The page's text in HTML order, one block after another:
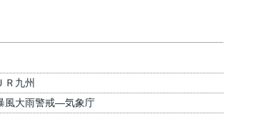
Ｒ九州
風大雨警戒―気象庁